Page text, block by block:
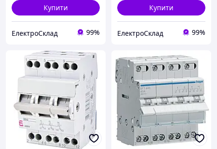
Купити
ЕлектроСклад 99%
Купити
ЕлектроСклад 99%